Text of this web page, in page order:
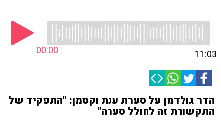
00:00 11:03
הדר גולדמן על סערת ענת וקסמן: "התפקיד של
התקשורת זה לחולל סערה"